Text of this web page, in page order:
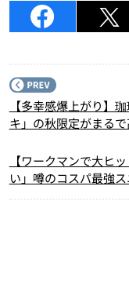
【多幸感爆上がり】
キ」の秋限定がまる
【ワークマンで大ヒ
い」噂のコスパ最強